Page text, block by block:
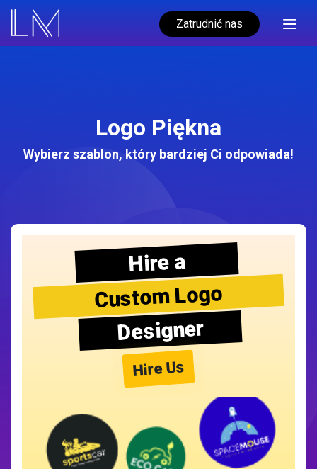
Zatrudnić nas
Logo Piękna
Wybierz szablon, który bardziej Ci odpowiada!
Hire a
Custom Logo
Designer
Hire Us